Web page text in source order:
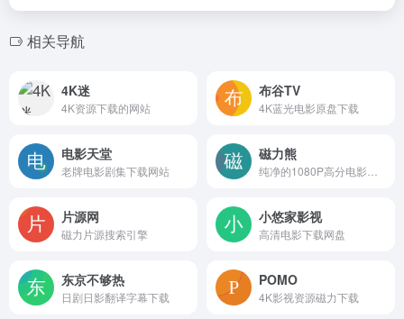
相关导航
4K迷
4K资源下载的网站
布谷TV
4K蓝光电影原盘下载
电影天堂
老牌电影剧集下载网站
磁力熊
片源网
磁力片源搜索引擎
小悠家影视
高清电影下载网盘
东京不够热
日剧日影翻译字幕下载
POMO
4K影视资源磁力下载